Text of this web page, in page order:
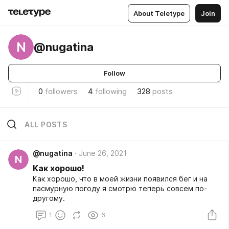
About Teletype Join
N @nugatina
Follow
0 followers 4 following 328 posts
ALL POSTS
N
@nugatina June 26, 2021
Как хорошо!
Как хорошо, что в моей жизни появился бег и на
пасмурную погоду я смотрю теперь совсем по-
другому.
1 6